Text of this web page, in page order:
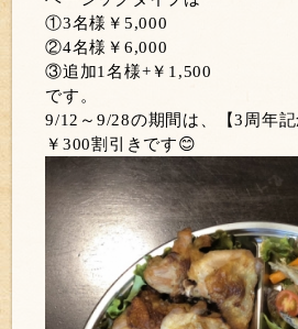
①3名様￥5,000
②4名様￥6,000
③追加1名様+￥1,500
です。
9/12～9/28の期間は、【3周年
￥300割引きです😊